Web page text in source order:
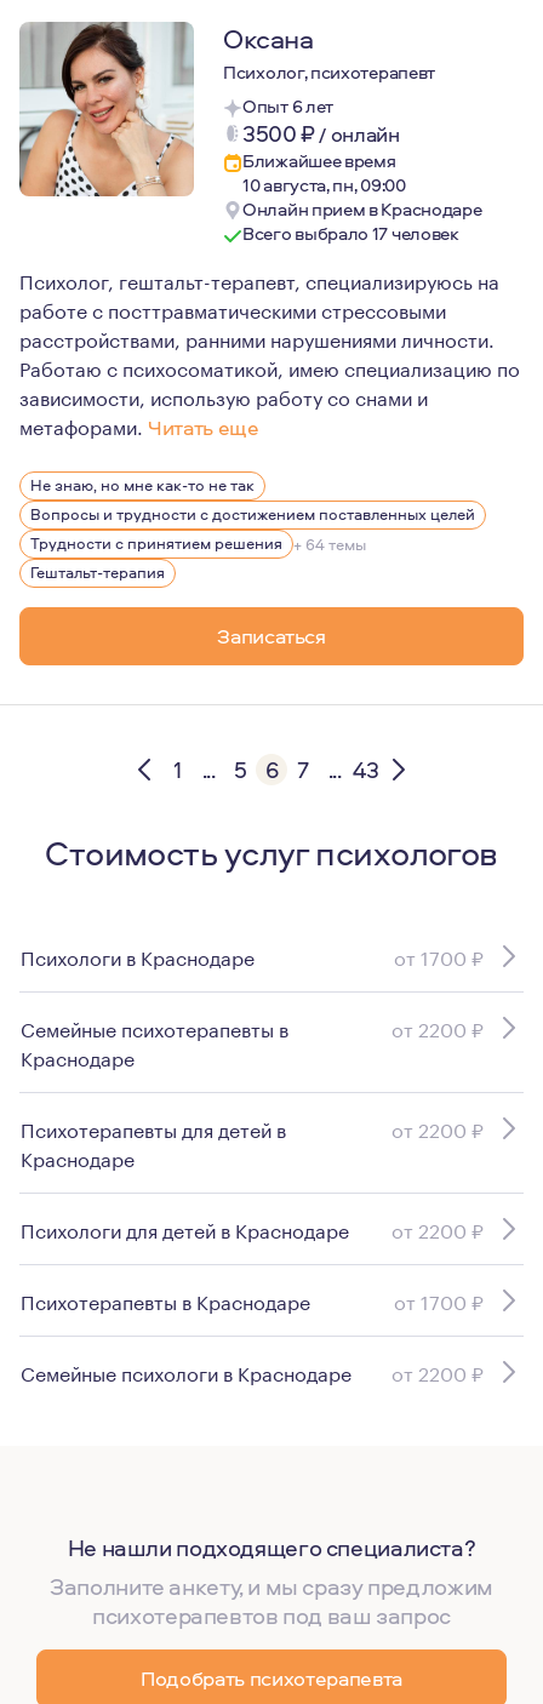
Оксана
Психолог, психотерапевт
Опыт 6 лет
3500₽/ онлайн
Ближайшее время
10 августа, пн, 09:00
Онлайн прием в Краснодаре
Всего выбрало 17 человек
Психолог, гештальт-терапевт, специализируюсь на
работе с посттравматическими стрессовыми
расстройствами, ранними нарушениями личности.
Работаю с психосоматикой, имею специализацию по
зависимости, использую работу со снами и
метафорами. Читать еще
Беру в работу тех, кто готов вкладывать в себя, в
Не знаю, но мне как-то не так
Вопросы и трудности с достижением поставленных целей
Трудности с принятием решения + 64 темы
Гештальт-терапия
Записаться
1 ... 5 6 7 ... 43
Стоимость услуг психологов
Психологи в Краснодаре от 1700 ₽
Семейные психотерапевты в
Краснодаре
от 2200 ₽
Психотерапевты для детей в
Краснодаре
от 2200 ₽
Психологи для детей в Краснодаре от 2200 ₽
Психотерапевты в Краснодаре от 1700 ₽
Семейные психологи в Краснодаре от 2200 ₽
Не нашли подходящего специалиста?
Заполните анкету, и мы сразу предложим
психотерапевтов под ваш запрос
Подобрать психотерапевта